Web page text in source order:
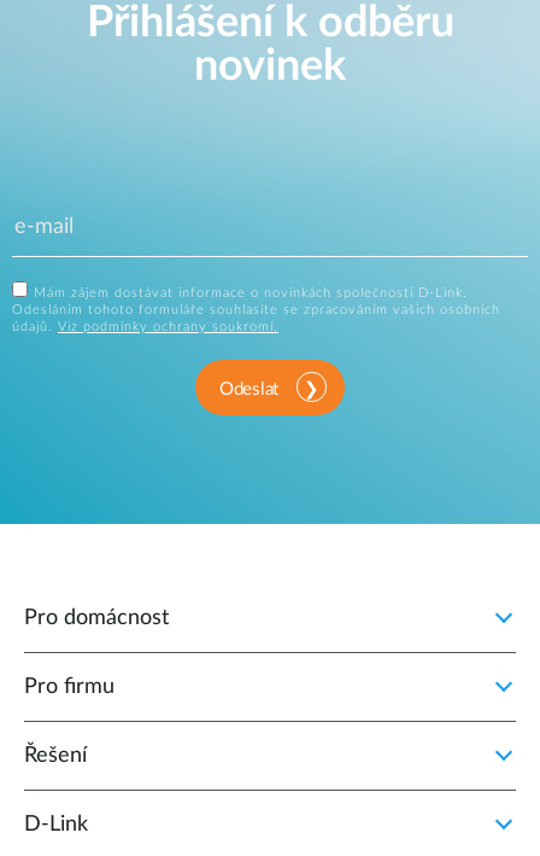
Přihlášení k odběru
novinek
Mám zájem dostávat informace o novinkách společnosti D-Link.
Odesláním tohoto formuláře souhlasíte se zpracováním vašich osobních
údajů. Viz podmínky ochrany soukromí.
Odeslat
Pro domácnost
Pro firmu
Řešení
D‑Link